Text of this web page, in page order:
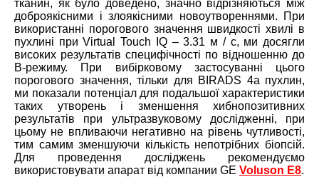
тканин, як було доведено, значно відрізняються між
доброякісними і злоякісними новоутвореннями. При
використанні порогового значення швидкості хвилі в
пухлині при Virtual Touch IQ – 3.31 м / с, ми досягли
високих результатів специфічності по відношенню до
B-режиму. При вибірковому застосуванні цього
порогового значення, тільки для BIRADS 4а пухлин,
ми показали потенціал для подальшої характеристики
таких утворень і зменшення хибнопозитивних
результатів при ультразвуковому дослідженні, при
цьому не впливаючи негативно на рівень чутливості,
тим самим зменшуючи кількість непотрібних біопсій.
Для проведення досліджень рекомендуємо
використовувати апарат від компании GE Voluson E8.